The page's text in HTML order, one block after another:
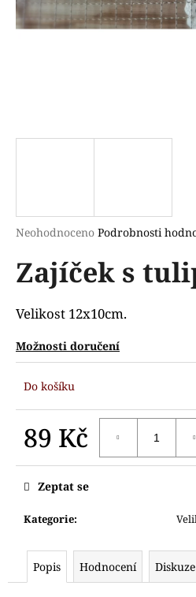
Průměrné
produktu
je
z
5
Neohodnoceno Podrobnosti
Zajíček s
Velikost 12x10cm.
Možnosti doručení
Do košíku
89 Kč
Kategorie:
Zeptat se
Popis Hodnocení Diskuze
a
o
p
o
r
u
č
e
m
VYKRAJOVÁTKO
86